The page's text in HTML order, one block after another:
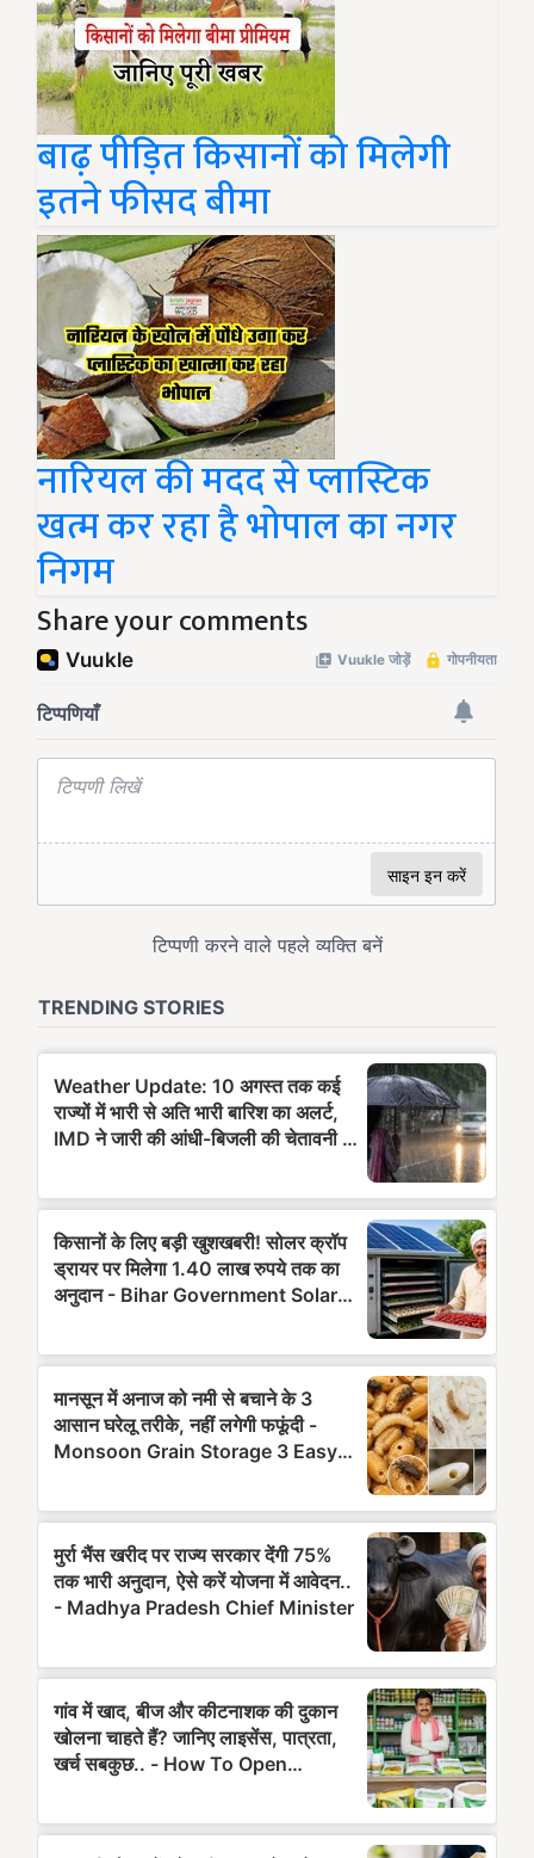
बाढ़ पीड़ित किसानों को मिलेगी
इतने फीसद बीमा
नारियल की मदद से प्लास्टिक
खत्म कर रहा है भोपाल का नगर
निगम
Share your comments